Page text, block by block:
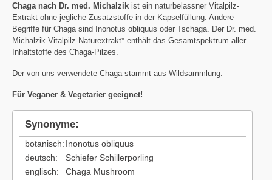
Chaga nach Dr. med. Michalzik ist ein naturbelassner Vitalpilz-
Extrakt ohne jegliche Zusatzstoffe in der Kapselfüllung. Andere
Begriffe für Chaga sind Inonotus obliquus oder Tschaga. Der Dr. med.
Michalzik-Vitalpilz-Naturextrakt* enthält das Gesamtspektrum aller
Inhaltstoffe des Chaga-Pilzes.
Der von uns verwendete Chaga stammt aus Wildsammlung.
Für Veganer & Vegetarier geeignet!
Synonyme:
botanisch: Inonotus obliquus
deutsch:
Schiefer Schillerporling
englisch:
Chaga Mushroom